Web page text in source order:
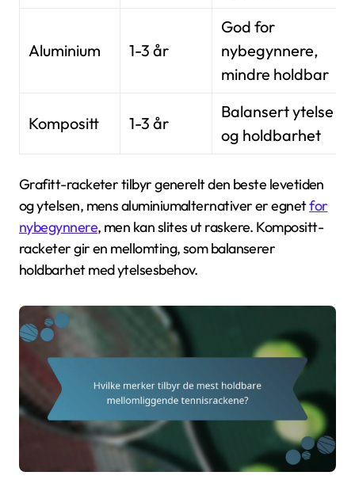
Aluminium 1-3 år
God for
nybegynnere,
mindre holdbar
Kompositt 1-3 år
Balansert ytelse
og holdbarhet
Grafitt-racketer tilbyr generelt den beste levetiden
og ytelsen, mens aluminiumalternativer er egnetfor
nybegynnere, men kan slites ut raskere. Kompositt-
racketer gir en mellomting, som balanserer
holdbarhet med ytelsesbehov.